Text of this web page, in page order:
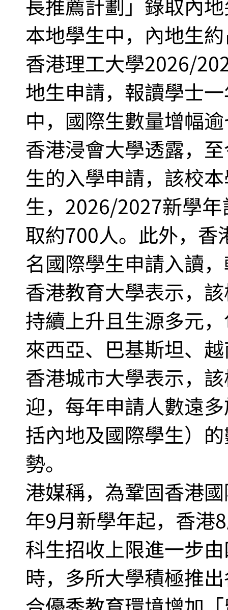
本地學生中，內地生
香港理工大學2026/
地生申請，報讀學士
中，國際生數量增幅
香港浸會大學透露，
生的入學申請，該校
生，2026/2027新學
取約700人。此外，
名國際學生申請入讀
香港教育大學表示，
持續上升且生源多元
來西亞、巴基斯坦、
香港城市大學表示，
迎，每年申請人數遠
括內地及國際學生）
勢。
港媒稱，為鞏固香港
年9月新學年起，香港
科生招收上限進一步
時，多所大學積極推